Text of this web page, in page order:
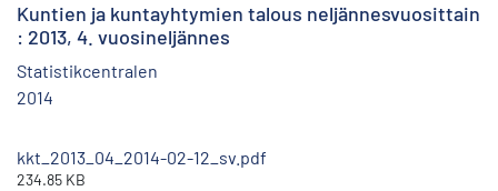
Kuntien ja kuntayhtymien talous neljännesvuosittain
: 2013, 4. vuosineljännes
Statistikcentralen
2014
kkt_2013_04_2014-02-12_sv.pdf
234.85 KB